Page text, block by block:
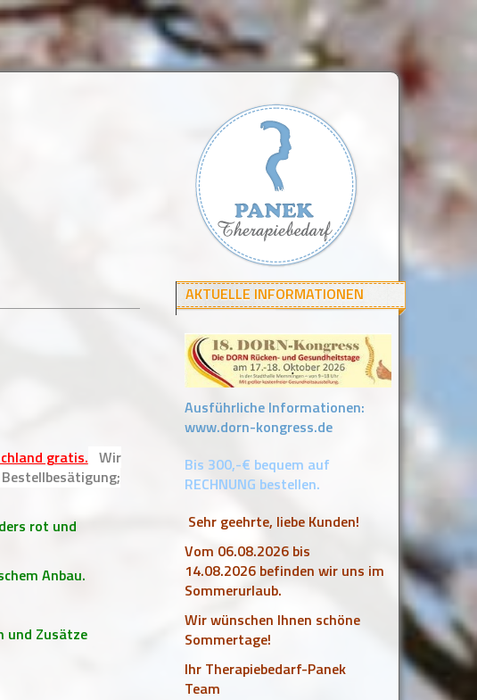
gratis. Wir
rot und
Anbau.
und Zusätze
AKTUELLE INFORMATIONEN
Ausführliche Informationen:
www.dorn-kongress.de
Bis 300,-€ bequem auf
RECHNUNG bestellen.
Sehr geehrte, liebe Kunden!
Vom 06.08.2026 bis
14.08.2026 befinden wir uns im
Sommerurlaub.
Wir wünschen Ihnen schöne
Sommertage!
Ihr Therapiebedarf-Panek
Team